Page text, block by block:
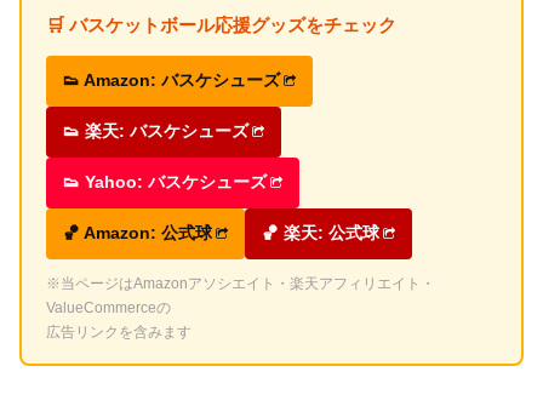
🛒 バスケットボール応援グッズをチェック
👟 Amazon: バスケシューズ
👟 楽天: バスケシューズ
👟 Yahoo: バスケシューズ
🏀 Amazon: 公式球 🏀 楽天: 公式球
※当ページはAmazonアソシエイト・楽天アフィリエイト・
ValueCommerceの
広告リンクを含みます